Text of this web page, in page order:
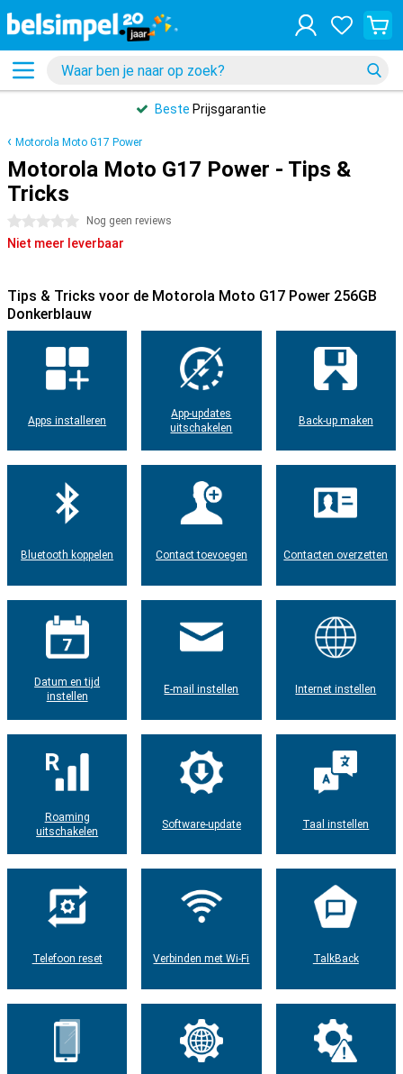
Beste Prijsgarantie
Motorola Moto G17 Power
Motorola Moto G17 Power - Tips &
Tricks
0 sterren Nog geen reviews
Niet meer leverbaar
Tips & Tricks voor de Motorola Moto G17 Power 256GB
Donkerblauw
Apps installeren
App-updates
uitschakelen
Back-up maken
Bluetooth koppelen Contact toevoegen Contacten overzetten
Datum en tijd
instellen
E-mail instellen Internet instellen
Roaming
uitschakelen
Software-update Taal instellen
Telefoon reset Verbinden met Wi-Fi TalkBack